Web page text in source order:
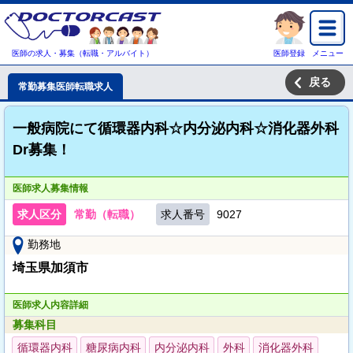
医師の求人・募集（転職・アルバイト） 医師登録 メニュー
常勤募集医師転職求人 戻る
一般病院にて循環器内科☆内分泌内科☆消化器外科
Dr募集！
医師求人募集情報
求人区分 常勤（転職） 求人番号 9027
勤務地
埼玉県加須市
医師求人内容詳細
募集科目
循環器内科
糖尿病内科 内分泌内科 外科 消化器外科